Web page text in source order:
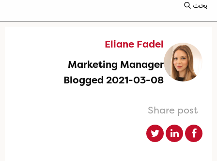
بحث
Eliane Fadel
Marketing Manager
Blogged 2021-03-08
Share post